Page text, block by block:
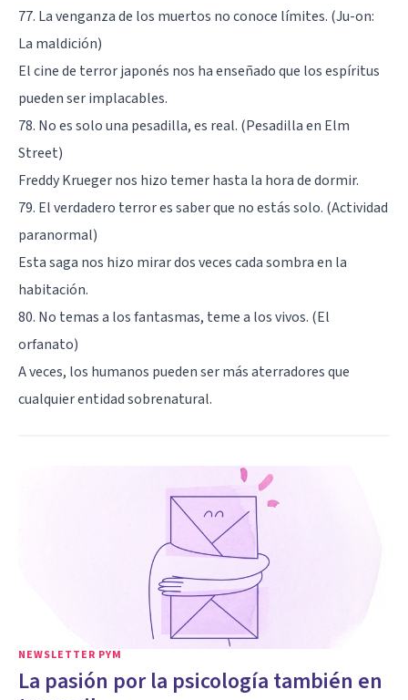
77. La venganza de los muertos no conoce límites. (Ju-on:
La maldición)
El cine de terror japonés nos ha enseñado que los espíritus
pueden ser implacables.
78. No es solo una pesadilla, es real. (Pesadilla en Elm
Street)
Freddy Krueger nos hizo temer hasta la hora de dormir.
79. El verdadero terror es saber que no estás solo. (Actividad
paranormal)
Esta saga nos hizo mirar dos veces cada sombra en la
habitación.
80. No temas a los fantasmas, teme a los vivos. (El
orfanato)
A veces, los humanos pueden ser más aterradores que
cualquier entidad sobrenatural.
NEWSLETTER PYM
La pasión por la psicología también en